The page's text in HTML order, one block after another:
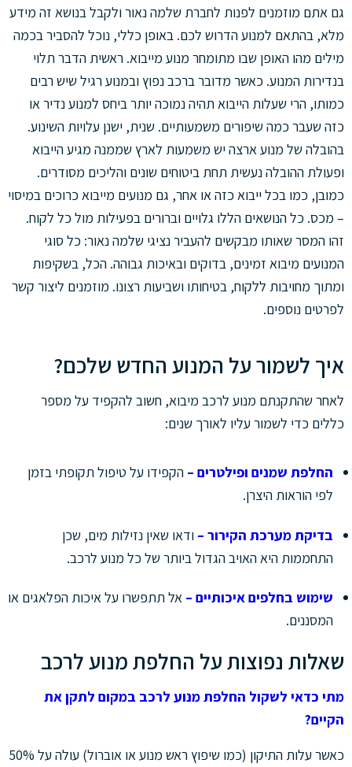
גם אתם מוזמנים לפנות לחברת שלמה נאור ולקבל בנושא זה מידע
מלא, בהתאם למנוע הדרוש לכם. באופן כללי, נוכל להסביר בכמה
מילים מהו האופן שבו מתומחר מנוע מייבוא. ראשית הדבר תלוי
בנדירות המנוע. כאשר מדובר ברכב נפוץ ובמנוע רגיל שיש רבים
כמותו, הרי שעלות הייבוא תהיה נמוכה יותר ביחס למנוע נדיר או
כזה שעבר כמה שיפורים משמעותיים. שנית, ישנן עלויות השינוע.
בהובלה של מנוע ארצה יש משמעות לארץ שממנה מגיע הייבוא
ופעולת ההובלה נעשית תחת ביטוחים שונים והליכים מסודרים.
כמובן, כמו בכל ייבוא כזה או אחר, גם מנועים מייבוא כרוכים במיסוי
– מכס. כל הנושאים הללו גלויים וברורים בפעילות מול כל לקוח.
זהו המסר שאותו מבקשים להעביר נציגי שלמה נאור: כל סוגי
המנועים מיבוא זמינים, בדוקים ובאיכות גבוהה. הכל, בשקיפות
ומתוך מחויבות ללקוח, בטיחותו ושביעות רצונו. מוזמנים ליצור קשר
לפרטים נוספים.
איך לשמור על המנוע החדש שלכם?
לאחר שהתקנתם מנוע לרכב מיבוא, חשוב להקפיד על מספר
כללים כדי לשמור עליו לאורך שנים:
החלפת שמנים ופילטרים – הקפידו על טיפול תקופתי בזמן
לפי הוראות היצרן.
בדיקת מערכת הקירור – ודאו שאין נזילות מים, שכן
התחממות היא האויב הגדול ביותר של כל מנוע לרכב.
שימוש בחלפים איכותיים – אל תתפשרו על איכות הפלאגים או
המסננים.
שאלות נפוצות על החלפת מנוע לרכב
מתי כדאי לשקול החלפת מנוע לרכב במקום לתקן את
הקיים?
כאשר עלות התיקון (כמו שיפוץ ראש מנוע או אוברול) עולה על 50%